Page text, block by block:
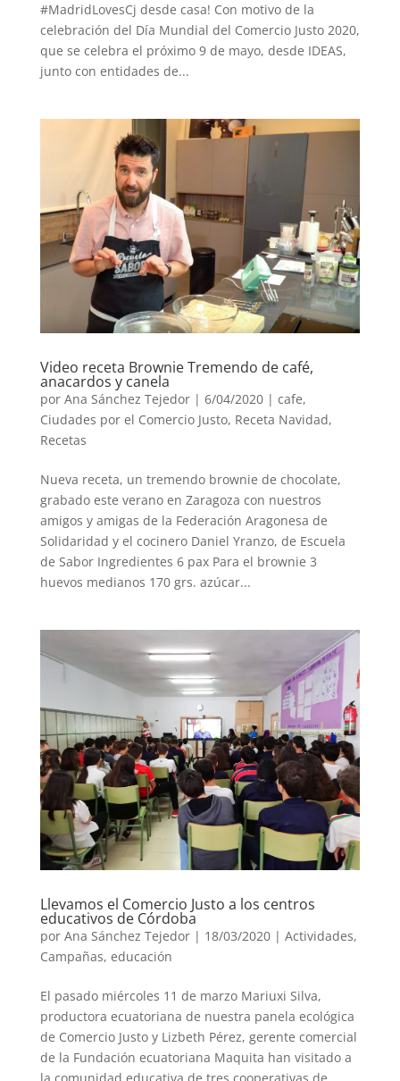
#MadridLovesCj desde casa! Con motivo de la
celebración del Día Mundial del Comercio Justo 2020,
que se celebra el próximo 9 de mayo, desde IDEAS,
junto con entidades de...
Video receta Brownie Tremendo de café,
anacardos y canela
por Ana Sánchez Tejedor| 6/04/2020 | cafe,
Ciudades por el Comercio Justo, Receta Navidad,
Recetas
Nueva receta, un tremendo brownie de chocolate,
grabado este verano en Zaragoza con nuestros
amigos y amigas de la Federación Aragonesa de
Solidaridad y el cocinero Daniel Yranzo, de Escuela
de Sabor Ingredientes 6 pax Para el brownie 3
huevos medianos 170 grs. azúcar...
Llevamos el Comercio Justo a los centros
educativos de Córdoba
por Ana Sánchez Tejedor| 18/03/2020 | Actividades,
Campañas, educación
El pasado miércoles 11 de marzo Mariuxi Silva,
productora ecuatoriana de nuestra panela ecológica
de Comercio Justo y Lizbeth Pérez, gerente comercial
de la Fundación ecuatoriana Maquita han visitado a